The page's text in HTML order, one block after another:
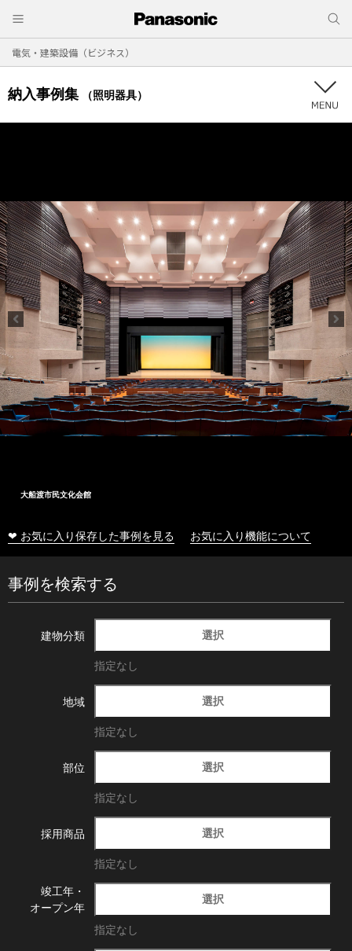
電気・建築設備（ビジネス）
納入事例集 （照明器具）
大船渡市民文化会館
❤ お気に入り保存した事例を見る お気に入り機能について
事例を検索する
建物分類 選択
指定なし
地域 選択
指定なし
部位 選択
指定なし
採用商品 選択
指定なし
竣工年・
オープン年
選択
指定なし